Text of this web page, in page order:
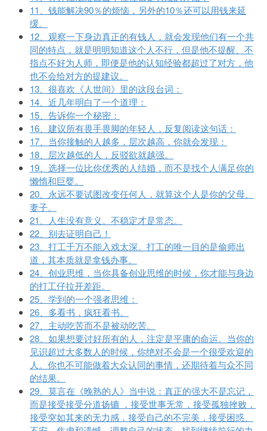
11、钱能解决90％的烦恼，另外的10％还可以用钱来延
缓。
12、观察一下身边真正的有钱人，就会发现他们有一个共
同的特点，就是明明知道这个人不行，但是他不提醒、不
指点不好为人师，即便是他的认知经验都超过了对方，他
也不会给对方的提建议。
13、很喜欢《人世间》里的这段台词：
14、近几年明白了一个道理：
15、告诉你一个秘密：
16、建议所有畏手畏脚的年轻人，反复阅读这句话：
17、当你接触的人越多，层次越高，你就会发现：
18、层次越低的人，反驳欲就越强。
19、选择一位比你优秀的人结婚，而不是找个人满足你的
懒惰和巨婴。
20、永远不要试图改变任何人，就算这个人是你的父母、
妻子。
21、人生没有意义。不稳定才是常态。
22、别去证明自己！
23、打工千万不能入戏太深。打工的唯一目的是偷师出
道，其本质就是拿钱办事。
24、创业思维，当你具备创业思维的时候，你才能与身边
的打工仔拉开差距。
25、学到的一个强者思维：
26、多看书，疯狂看书。
27、主动吃苦而不是被动吃苦。
28、如果想要讨好所有的人，注定是平庸的命运。当你的
见识超过大多数人的时候，你绝对不会是一个很受欢迎的
人。你也不可能做着大众认同的事情，还期待着与众不同
的结果。
29、莫言在《晚熟的人》当中说：真正的强大不是忘记，
而是接受接受分道扬镳 ，接受世事无常，接受孤独挫败，
接受突如其来的无力感，接受自己的不完美，接受困惑、